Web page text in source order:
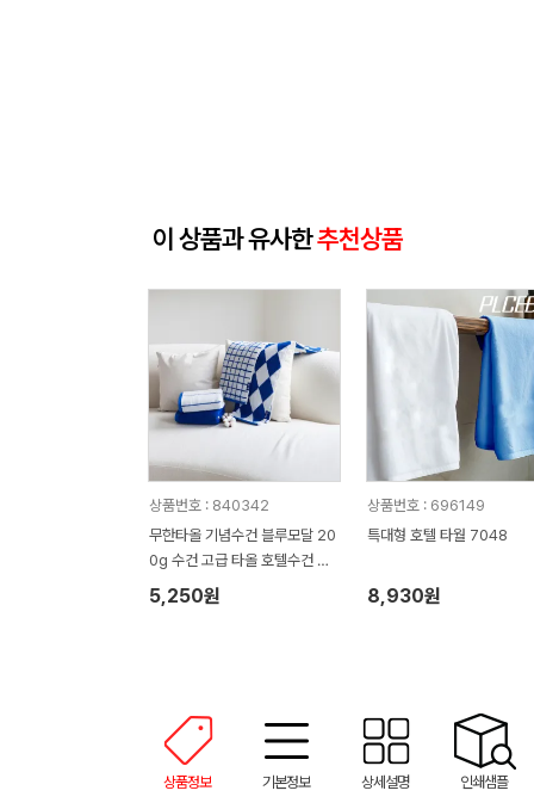
이 상품과 유사한추천상품
상품번호 : 840342
무한타올 기념수건 블루모달 20
0g 수건 고급 타올 호텔수건 M
H03
5,250원
상품번호 : 696149
특대형 호텔 타월 7048
8,930원
상품정보 기본정보 상세설명 인쇄샘플